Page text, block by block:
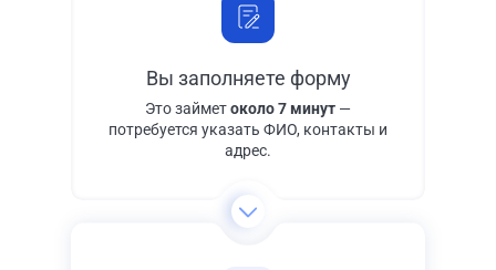
Вы заполняете форму
Это займетоколо 7 минут —
потребуется указать ФИО, контакты и
адрес.